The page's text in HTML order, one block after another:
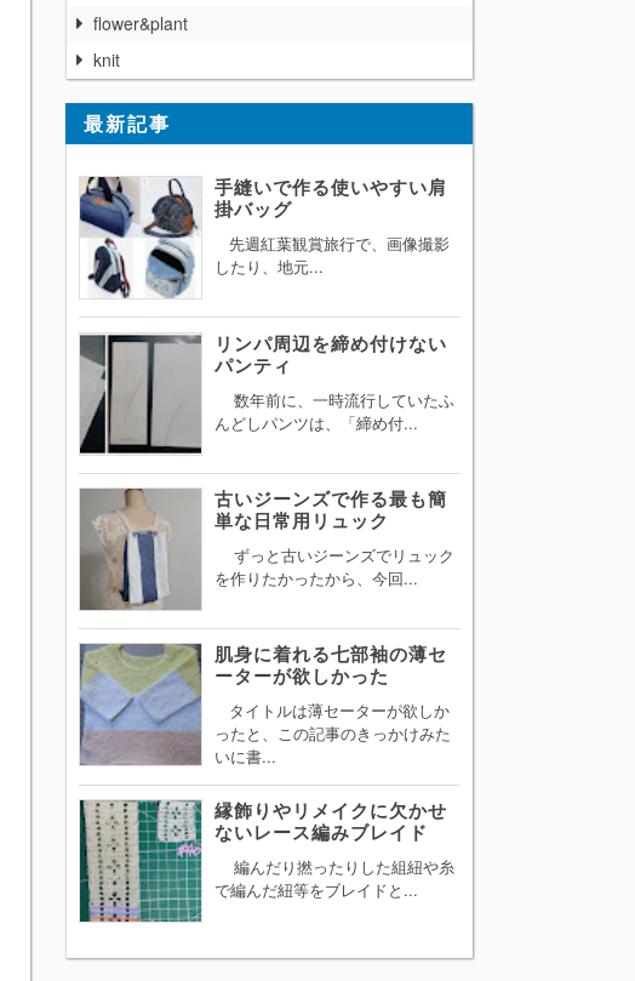
flower&plant
knit
最新記事
手縫いで作る使いやすい肩
掛バッグ
先週紅葉観賞旅行で、画像撮影
したり、地元...
リンパ周辺を締め付けない
パンティ
数年前に、一時流行していたふ
んどしパンツは、「締め付...
古いジーンズで作る最も簡
単な日常用リュック
ずっと古いジーンズでリュック
を作りたかったから、今回...
肌身に着れる七部袖の薄セ
ーターが欲しかった
タイトルは薄セーターが欲しか
ったと、この記事のきっかけみた
いに書...
縁飾りやリメイクに欠かせ
ないレース編みブレイド
編んだり撚ったりした組紐や糸
で編んだ紐等をブレイドと...